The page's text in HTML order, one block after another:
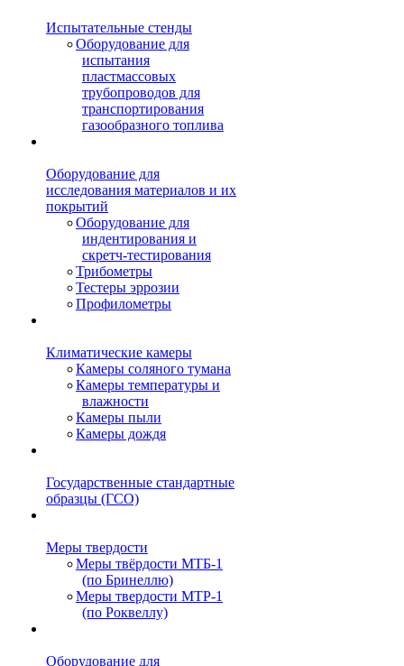
Испытательные стенды
Оборудование для
испытания
пластмассовых
трубопроводов для
транспортирования
газообразного топлива
Оборудование для
исследования материалов и их
покрытий
Оборудование для
индентирования и
скретч-тестирования
Трибометры
Тестеры эррозии
Профилометры
Климатические камеры
Камеры соляного тумана
Камеры температуры и
влажности
Камеры пыли
Камеры дождя
Государственные стандартные
образцы (ГСО)
Меры твердости
Меры твёрдости МТБ-1
(по Бринеллю)
Меры твердости МТР-1
(по Роквеллу)
Оборудование для